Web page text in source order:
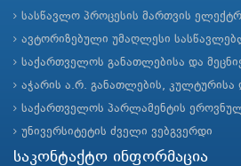
სასწავლო პროცესის მართვის
ავტორიზებული უმაღლესი
საქართველოს განათლებისა და
აჭარის ა.რ. განათლების, კულტურისა
საქართველოს პარლამენტის
უნივერსიტეტის ძველი ვებგვერდი
საკონტაქტო ინფორმაცია